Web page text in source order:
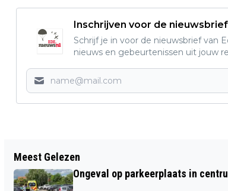
Inschrijven voor de
Schrijf je in voor de nieuwsbrief van
nieuws en gebeurtenissen uit jouw
EDE GEEFT RICHTING AAN GROEI
OMGEVINGSVISIE
Meest Gelezen
Ongeval op parkeerplaats in